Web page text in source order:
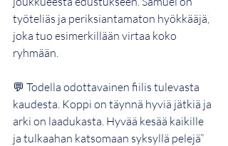
työteliäs ja periksiantamaton hyökkääjä,
joka tuo esimerkillään virtaa koko
ryhmään.
💬 Todella odottavainen fiilis tulevasta
kaudesta. Koppi on täynnä hyviä jätkiä ja
arki on laadukasta. Hyvää kesää kaikille
ja tulkaahan katsomaan syksyllä pelejä”